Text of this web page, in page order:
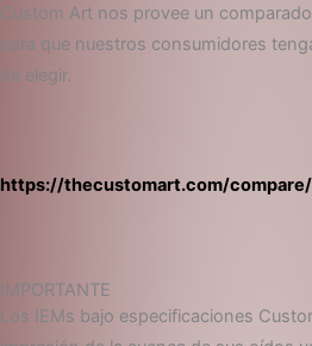
Custom Art nos provee un
para que nuestros consumidores
de elegir.
https://thecustomart.com/compare/
IMPORTANTE
Los IEMs bajo especificaciones